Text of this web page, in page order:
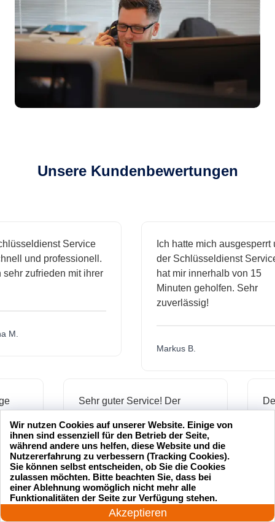
Unsere Kundenbewertungen
Service
und professionell.
zufrieden mit ihrer
Ich hatte mich ausgesperrt und
der Schlüsseldienst Service
hat mir innerhalb von 15
Minuten geholfen. Sehr
zuverlässig!
Markus B.
Sehr guter Service! Der
und hat mir schnell geholfen,
als ich meine Schlüssel
verloren hatte.
Jonas M.
24 Stunden am Tag
Akzeptieren
Wir nutzen Cookies auf unserer Website. Einige von
ihnen sind essenziell für den Betrieb der Seite,
während andere uns helfen, diese Website und die
Nutzererfahrung zu verbessern (Tracking Cookies).
Sie können selbst entscheiden, ob Sie die Cookies
zulassen möchten. Bitte beachten Sie, dass bei
einer Ablehnung womöglich nicht mehr alle
Funktionalitäten der Seite zur Verfügung stehen.